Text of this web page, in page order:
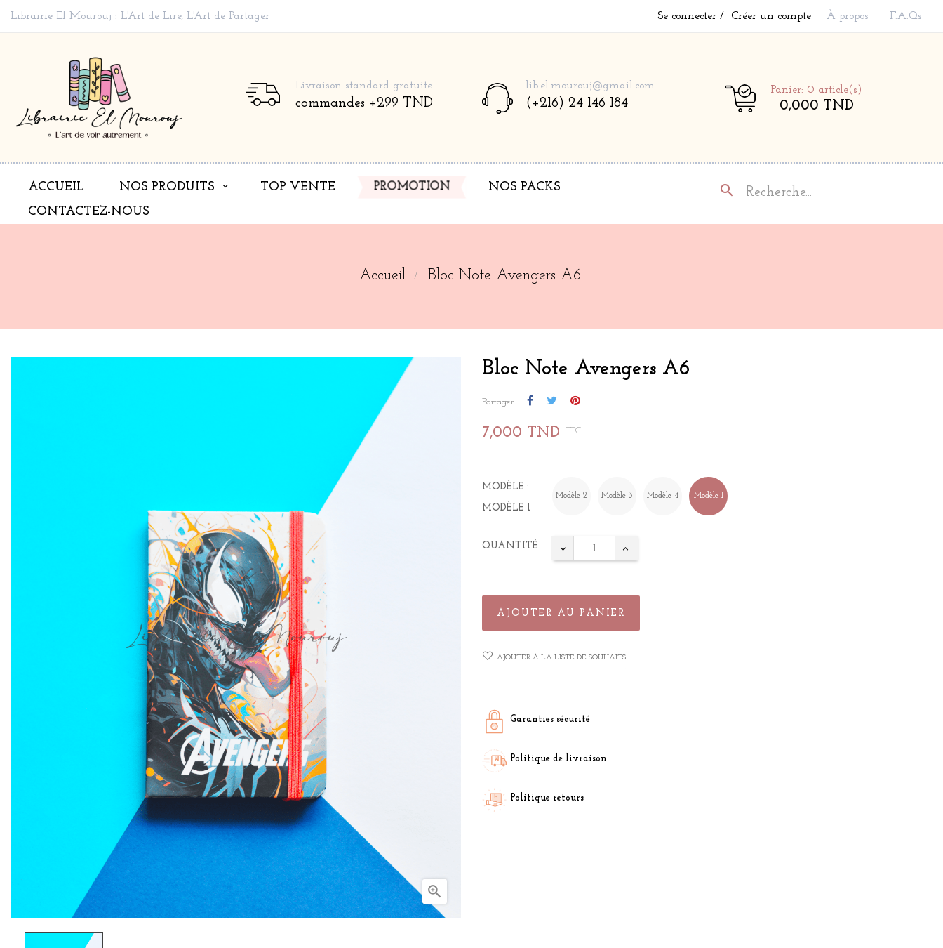
Librairie El Mourouj : L'Art de Lire, L'Art de Partager Se connecter Créer un compte À propos F.A.Qs
Livraison standard gratuite
commandes +299 TND
lib.el.mourouj@gmail.com
(+216) 24 146 184
Panier: 0 article(s)
0,000 TND
ACCUEIL NOS PRODUITS TOP VENTE PROMOTION
NOS PACKS
CONTACTEZ-NOUS
search
Accueil Bloc Note Avengers A6

Bloc Note Avengers A6
Partager
7,000 TND TTC
MODÈLE :
MODÈLE 1
Modèle 2 Modèle 3 Modèle 4 Modèle 1
QUANTITÉ
AJOUTER AU PANIER
AJOUTER À LA LISTE DE SOUHAITS
Garanties sécurité
Politique de livraison
Politique retours